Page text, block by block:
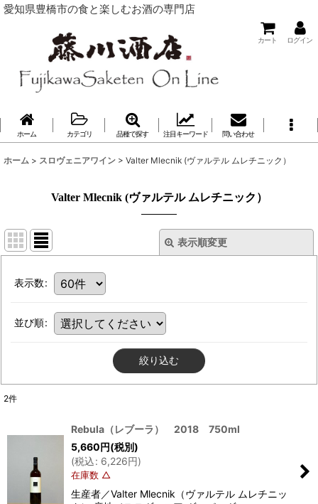
愛知県豊橋市の食と楽しむお酒の専門店
カート ログイン
ホーム カテゴリ 品種で探す 注目キーワード 問い合わせ
ホーム > スロヴェニアワイン > Valter Mlecnik (ヴァルテル ムレチニック）
Valter Mlecnik (ヴァルテル ムレチニック）
表示順変更
表示数:
並び順:
絞り込む
2件
Rebula（レブーラ） 2018 750ml
5,660円(税別)
(税込: 6,226円)
在庫数 △
生産者／Valter Mlecnik（ヴァルテル ムレチニッ